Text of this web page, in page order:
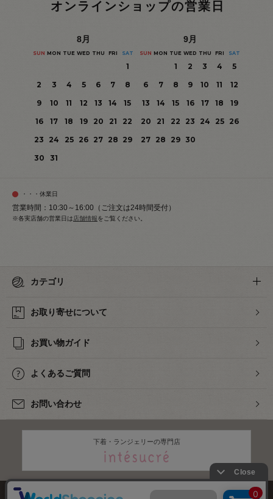
オンラインショップの営業日
8月
SUN MON TUE WED THU FRI SAT
1
2
3 4 5 6 7
8
9
10 11 12 13 14
15
16
17 18 19 20 21
22
23
24 25 26 27 28 29
30
31
9月
SUN MON TUE WED THU FRI SAT
1 2 3 4
5
6
7 8 9 10 11
12
13
14 15 16 17 18
19
20
21 22 23 24 25
26
27 28 29 30
・・・休業日
営業時間：10:30～16:00（ご注文は24時間受付）
※各実店舗の営業日は 店舗情報をご覧ください。
カテゴリ
お取り寄せについて
お買い物ガイド
よくあるご質問
お問い合わせ
下着・ランジェリーの専門店